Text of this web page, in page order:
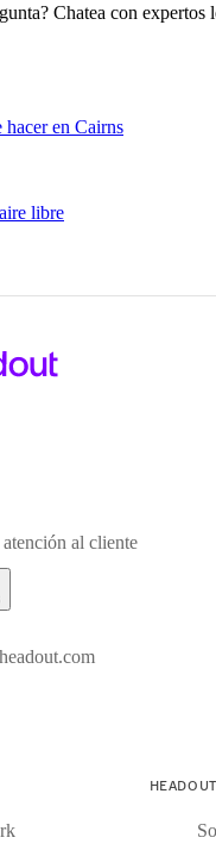
Chatea con expertos
hacer en Cairns
libre
al cliente
HEADOUT